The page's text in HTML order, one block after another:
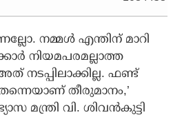
നമ്മള്‍ എന്തിന് മാറി
നിയമപരമല്ലാത്ത
നടപ്പിലാക്കില്ല. ഫണ്ട്
തീരുമാനം,’
മന്ത്രി വി. ശിവന്‍കുട്ടി